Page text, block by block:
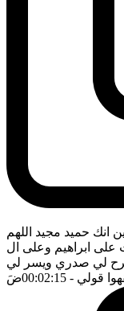
انك حميد مجيد اللهم
ابراهيم وعلى ال
لي صدري ويسر لي
قولي - 00:02:15 ضَ